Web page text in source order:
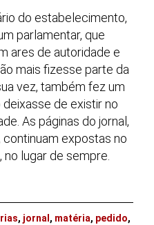
do estabelecimento,
parlamentar, que
ares de autoridade e
mais fizesse parte da
vez, também fez um
de existir no
As páginas do jornal,
expostas no
no lugar de sempre.
, jornal , matéria, pedido,